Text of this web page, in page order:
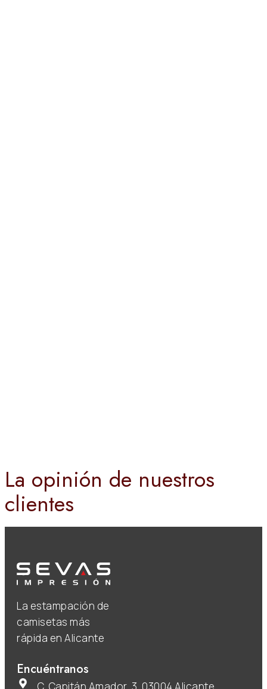
La opinión de nuestros
clientes
La estampación de
camisetas más
rápida en Alicante
Encuéntranos